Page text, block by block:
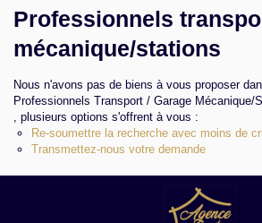
Agence
Nos outils
Contact
Professionnels
mécanique/stations
Nous n'avons pas de biens à vous proposer
Professionnels Transport / Garage Mécanique/
, plusieurs options s'offrent à vous :
Re-soumettre la recherche avec moins de
Transmettez-nous votre demande